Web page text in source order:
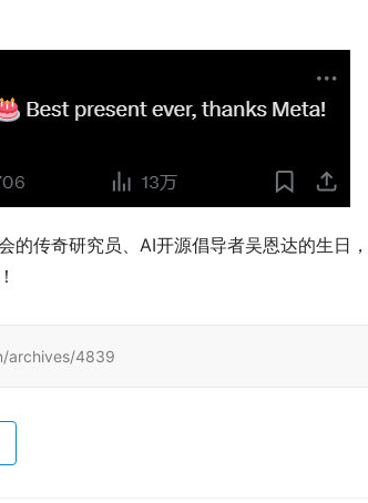
的传奇研究员、AI开源倡导者吴恩达的生日
archives/4839